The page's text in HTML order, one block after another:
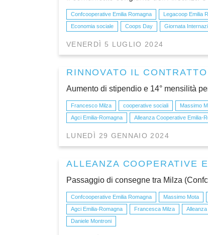
Confcooperative Emilia Romagna Legacoop Emilia
Economia sociale
Coops Day Giornata
VENERDÌ 5 LUGLIO 2024
RINNOVATO IL
Aumento di stipendio e 14° mensilità
Francesco Milza cooperative sociali Massimo
Agci Emilia-Romagna
Alleanza Cooperative Emilia-
LUNEDÌ 29 GENNAIO 2024
ALLEANZA COOPERATIVE
Passaggio di consegne tra Milza
Confcooperative Emilia Romagna Massimo Mota
Agci Emilia-Romagna
Francesca Milza
Daniele Montroni